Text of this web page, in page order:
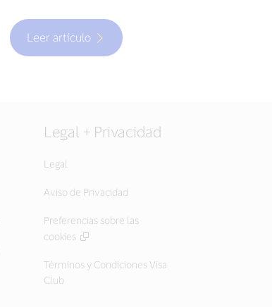
Leer artículo
Legal + Privacidad
Legal
Aviso de Privacidad
Preferencias sobre las
cookies
Términos y Condiciones Visa
Club